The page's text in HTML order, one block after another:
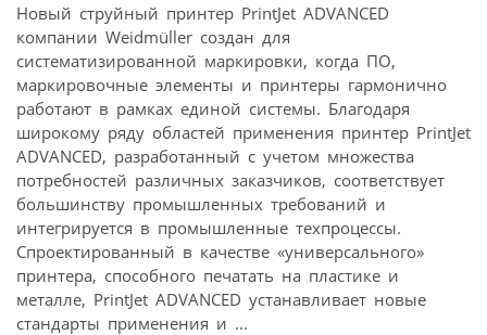
Новый струйный принтер PrintJet ADVANCED
компании Weidmüller создан для
систематизированной маркировки, когда ПО,
маркировочные элементы и принтеры гармонично
работают в рамках единой системы. Благодаря
широкому ряду областей применения принтер PrintJet
ADVANCED, разработанный с учетом множества
потребностей различных заказчиков, соответствует
большинству промышленных требований и
интегрируется в промышленные техпроцессы.
Спроектированный в качестве «универсального»
принтера, способного печатать на пластике и
металле, PrintJet ADVANCED устанавливает новые
стандарты применения и ...